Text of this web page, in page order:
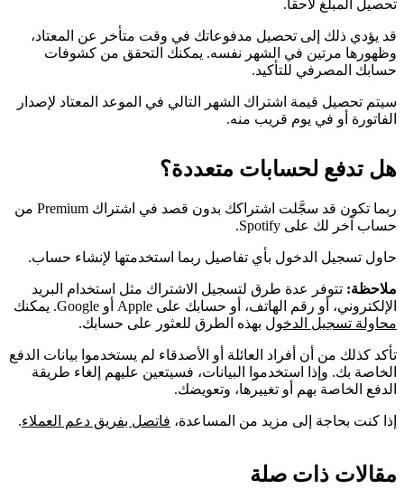
تحصيل المبلغ لاحقاً.
قد يؤدي ذلك إلى تحصيل مدفوعاتك في وقت متأخر عن المعتاد،
وظهورها مرتين في الشهر نفسه. يمكنك التحقق من كشوفات
حسابك المصرفي للتأكيد.
سيتم تحصيل قيمة اشتراك الشهر التالي في الموعد المعتاد لإصدار
الفاتورة أو في يوم قريب منه.
هل تدفع لحسابات متعددة؟
ربما تكون قد سجَّلت اشتراكك بدون قصد في اشتراك Premium من
حساب آخر لك على Spotify.
حاول تسجيل الدخول بأي تفاصيل ربما استخدمتها لإنشاء حساب.
ملاحظة: تتوفر عدة طرق لتسجيل الاشتراك مثل استخدام البريد
الإلكتروني، أو رقم الهاتف، أو حسابك على Apple أو Google. يمكنك
محاولة تسجيل الدخول بهذه الطرق للعثور على حسابك.
تأكد كذلك من أن أفراد العائلة أو الأصدقاء لم يستخدموا بيانات الدفع
الخاصة بك. وإذا استخدموا البيانات، فسيتعين عليهم إلغاء طريقة
الدفع الخاصة بهم أو تغييرها، وتعويضك.
إذا كنت بحاجة إلى مزيد من المساعدة، فاتصل بفريق دعم العملاء.
مقالات ذات صلة